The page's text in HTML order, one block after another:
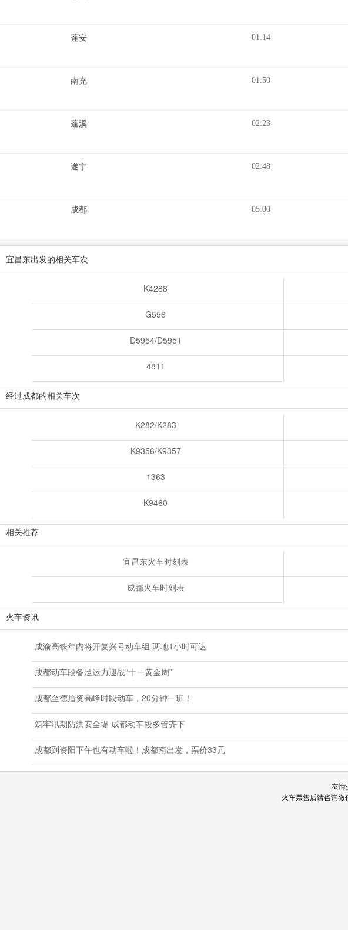
蓬安 01:14
南充 01:50
蓬溪 02:23
遂宁 02:48
成都 05:00
宜昌东出发的相关车次
K4288
G556
D5954/D5951
4811
经过成都的相关车次
K282/K283
K9356/K9357
1363
K9460
相关推荐
宜昌东火车时刻表
成都火车时刻表
火车资讯
成渝高铁年内将开复兴号动车组 两地1小时可达
成都动车段备足运力迎战“十一黄金周”
成都至德眉资高峰时段动车，20分钟一班！
筑牢汛期防洪安全堤 成都动车段多管齐下
成都到资阳下午也有动车啦！成都南出发，票价33元
友情
火车票售后请咨询